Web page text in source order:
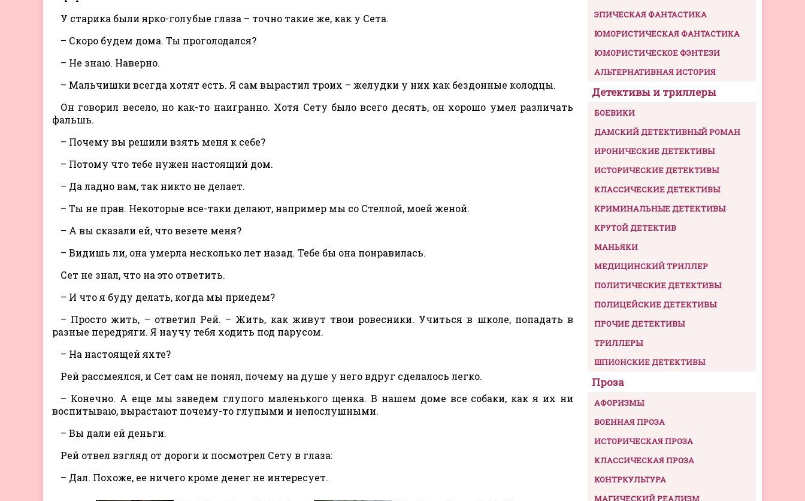
У старика были ярко-голубые глаза – точно такие же, как у Сета.
– Скоро будем дома. Ты проголодался?
– Не знаю. Наверно.
– Мальчишки всегда хотят есть. Я сам вырастил троих – желудки у них как бездонные колодцы.
Он говорил весело, но как-то наигранно. Хотя Сету было всего десять, он хорошо умел различать
фальшь.
– Почему вы решили взять меня к себе?
– Потому что тебе нужен настоящий дом.
– Да ладно вам, так никто не делает.
– Ты не прав. Некоторые все-таки делают, например мы со Стеллой, моей женой.
– А вы сказали ей, что везете меня?
– Видишь ли, она умерла несколько лет назад. Тебе бы она понравилась.
Сет не знал, что на это ответить.
– И что я буду делать, когда мы приедем?
– Просто жить, – ответил Рей. – Жить, как живут твои ровесники. Учиться в школе, попадать в
разные передряги. Я научу тебя ходить под парусом.
– На настоящей яхте?
Рей рассмеялся, и Сет сам не понял, почему на душе у него вдруг сделалось легко.
– Конечно. А еще мы заведем глупого маленького щенка. В нашем доме все собаки, как я их ни
воспитываю, вырастают почему-то глупыми и непослушными.
– Вы дали ей деньги.
Рей отвел взгляд от дороги и посмотрел Сету в глаза:
– Дал. Похоже, ее ничего кроме денег не интересует.
ЭПИЧЕСКАЯ ФАНТАСТИКА
ЮМОРИСТИЧЕСКАЯ ФАНТАСТИКА
ЮМОРИСТИЧЕСКОЕ ФЭНТЕЗИ
АЛЬТЕРНАТИВНАЯ ИСТОРИЯ
Детективы и триллеры
БОЕВИКИ
ДАМСКИЙ ДЕТЕКТИВНЫЙ РОМАН
ИРОНИЧЕСКИЕ ДЕТЕКТИВЫ
ИСТОРИЧЕСКИЕ ДЕТЕКТИВЫ
КЛАССИЧЕСКИЕ ДЕТЕКТИВЫ
КРИМИНАЛЬНЫЕ ДЕТЕКТИВЫ
КРУТОЙ ДЕТЕКТИВ
МАНЬЯКИ
МЕДИЦИНСКИЙ ТРИЛЛЕР
ПОЛИТИЧЕСКИЕ ДЕТЕКТИВЫ
ПОЛИЦЕЙСКИЕ ДЕТЕКТИВЫ
ПРОЧИЕ ДЕТЕКТИВЫ
ТРИЛЛЕРЫ
ШПИОНСКИЕ ДЕТЕКТИВЫ
Проза
АФОРИЗМЫ
ВОЕННАЯ ПРОЗА
ИСТОРИЧЕСКАЯ ПРОЗА
КЛАССИЧЕСКАЯ ПРОЗА
КОНТРКУЛЬТУРА
МАГИЧЕСКИЙ РЕАЛИЗМ